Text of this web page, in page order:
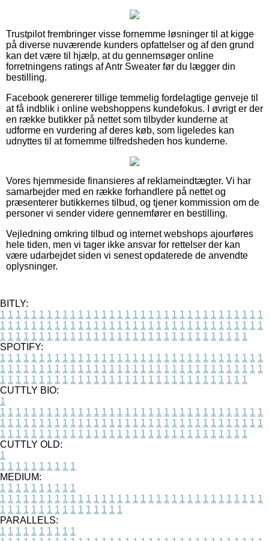
Trustpilot frembringer visse fornemme løsninger til at kigge
på diverse nuværende kunders opfattelser og af den grund
kan det være til hjælp, at du gennemsøger online
forretningens ratings af Antr Sweater før du lægger din
bestilling.
Facebook genererer tillige temmelig fordelagtige genveje til
at få indblik i online webshoppens kundefokus. I øvrigt er der
en række butikker på nettet som tilbyder kunderne at
udforme en vurdering af deres køb, som ligeledes kan
udnyttes til at fornemme tilfredsheden hos kunderne.
Vores hjemmeside finansieres af reklameindtægter. Vi har
samarbejder med en række forhandlere på nettet og
præsenterer butikkernes tilbud, og tjener kommission om de
personer vi sender videre gennemfører en bestilling.
Vejledning omkring tilbud og internet webshops ajourføres
hele tiden, men vi tager ikke ansvar for rettelser der kan
være udarbejdet siden vi senest opdaterede de anvendte
oplysninger.
BITLY:
1 1 1 1 1 1 1 1 1 1 1 1 1 1 1 1 1 1 1 1 1 1 1 1 1 1 1 1 1 1 1 1 1 1
1 1 1 1 1 1 1 1 1 1 1 1 1 1 1 1 1 1 1 1 1 1 1 1 1 1 1 1 1 1 1 1 1 1
1 1 1 1 1 1 1 1 1 1 1 1 1 1 1 1 1 1 1 1 1 1 1 1 1 1 1 1 1 1 1 1
SPOTIFY:
1 1 1 1 1 1 1 1 1 1 1 1 1 1 1 1 1 1 1 1 1 1 1 1 1 1 1 1 1 1 1 1 1 1
1 1 1 1 1 1 1 1 1 1 1 1 1 1 1 1 1 1 1 1 1 1 1 1 1 1 1 1 1 1 1 1 1 1
1 1 1 1 1 1 1 1 1 1 1 1 1 1 1 1 1 1 1 1 1 1 1 1 1 1 1 1 1 1 1 1
CUTTLY BIO:
1
1 1 1 1 1 1 1 1 1 1 1 1 1 1 1 1 1 1 1 1 1 1 1 1 1 1 1 1 1 1 1 1 1 1
1 1 1 1 1 1 1 1 1 1 1 1 1 1 1 1 1 1 1 1 1 1 1 1 1 1 1 1 1 1 1 1 1 1
1 1 1 1 1 1 1 1 1 1 1 1 1 1 1 1 1 1 1 1 1 1 1 1 1 1 1 1 1 1 1 1
CUTTLY OLD:
1
1 1 1 1 1 1 1 1 1 1
MEDIUM:
1 1 1 1 1 1 1 1 1 1
1 1 1 1 1 1 1 1 1 1 1 1 1 1 1 1 1 1 1 1 1 1 1 1 1 1 1 1 1 1 1 1 1 1
1 1 1 1 1 1 1 1 1 1 1 1 1 1 1 1
PARALLELS:
1 1 1 1 1 1 1 1 1 1